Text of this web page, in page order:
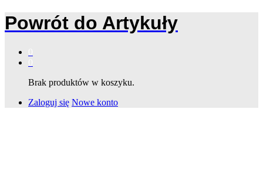
Powrót do Artykuły
Brak produktów w koszyku.
Zaloguj się Nowe konto